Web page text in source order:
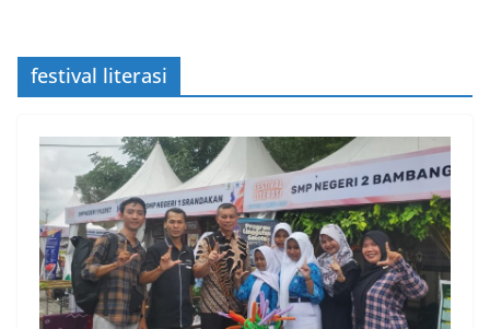
festival literasi